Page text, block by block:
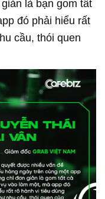
là bạn gom tất
đó phải hiểu rất
cầu, thói quen